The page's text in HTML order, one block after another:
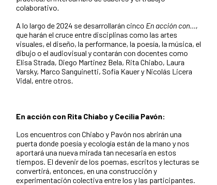
colaborativo.
A lo largo de 2024 se desarrollarán cinco En acción con… ,
que harán el cruce entre disciplinas como las artes
visuales, el diseño, la performance, la poesía, la música, el
dibujo o el audiovisual y contarán con docentes como
Elisa Strada, Diego Martinez Bela, Rita Chiabo, Laura
Varsky, Marco Sanguinetti, Sofía Kauer y Nicolás Licera
Vidal, entre otros.
En acción con Rita Chiabo y Cecilia Pavón:
Los encuentros con Chiabo y Pavón nos abrirán una
puerta donde poesía y ecología están de la mano y nos
aportará una nueva mirada tan necesaria en estos
tiempos. El devenir de los poemas, escritos y lecturas se
convertirá, entonces, en una construcción y
experimentación colectiva entre los y las participantes.